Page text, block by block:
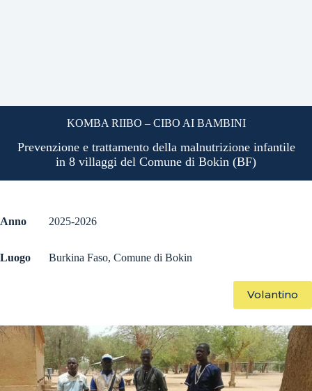
KOMBA RIIBO – CIBO AI BAMBINI
Prevenzione e trattamento della malnutrizione infantile
in 8 villaggi del Comune di Bokin (BF)
Anno 2025-2026
Luogo Burkina Faso, Comune di Bokin
Volantino